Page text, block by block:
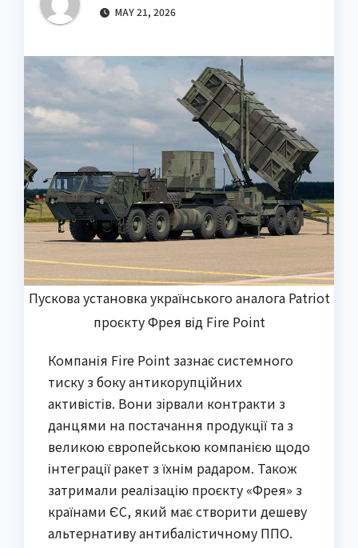
MAY 21, 2026
Пускова установка українського аналога Patriot
проєкту Фрея від Fire Point
Компанія Fire Point зазнає системного
тиску з боку антикорупційних
активістів. Вони зірвали контракти з
данцями на постачання продукції та з
великою європейською компанією щодо
інтеграції ракет з їхнім радаром. Також
затримали реалізацію проєкту «Фрея» з
країнами ЄС, який має створити дешеву
альтернативу антибалістичному ППО.